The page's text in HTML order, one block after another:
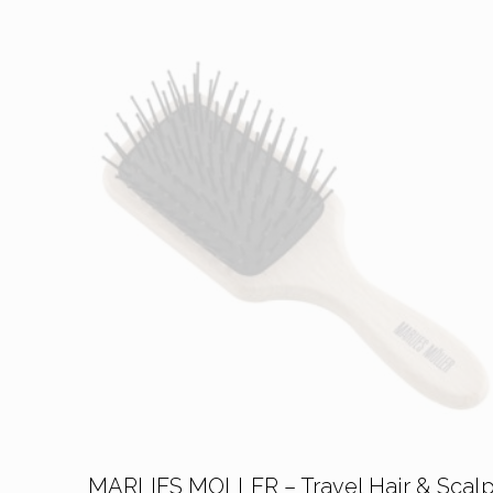
MARLIES MOLLER – Travel Hair &